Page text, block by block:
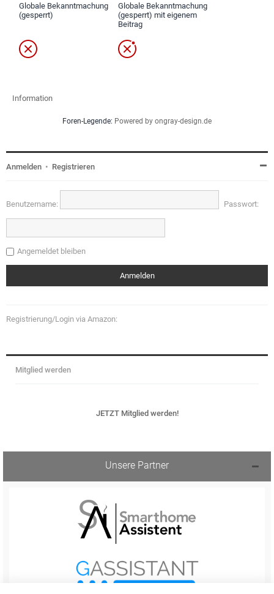
Globale Bekanntmachung
(gesperrt)
Globale Bekanntmachung
(gesperrt) mit eigenem
Beitrag
Information
Foren-Legende: Powered by ongray-design.de
Anmelden • Registrieren
Benutzername: Passwort:
Angemeldet bleiben
Registrierung/Login via Amazon:
Mitglied werden
JETZT Mitglied werden!
Unsere Partner